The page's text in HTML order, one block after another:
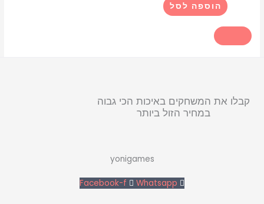
הוספה לסל
קבלו את המשחקים באיכות הכי גבוה
במחיר הזול ביותר
yonigames
Facebook-f Whatsapp